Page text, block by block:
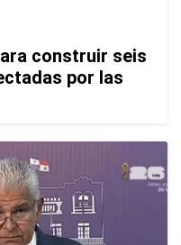
construir seis
por las